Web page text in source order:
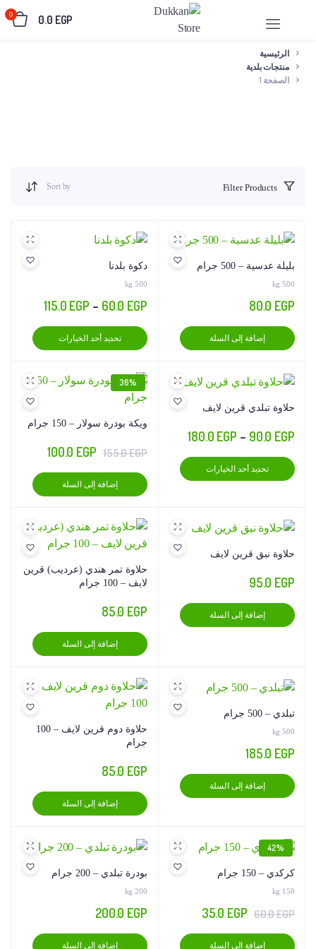
0.0 EGP
0
الرئيسية
منتجات بلدية
الصفحة 1
Filter Products
Sort by
بليلة عدسية – 500 جرام
500 kg
80.0 EGP
إضافة إلى السلة
دكوة بلدنا
500 kg
60.0 EGP
–
115.0 EGP
نطاق
السعر:
من
خلال
تحديد أحد الخيارات
هناك
حلاوة تبلدي قرين لايف
90.0 EGP
–
180.0 EGP
نطاق
السعر:
من
⁦90.0 EGP⁩
تحديد أحد الخيارات
هناك
المختلفة
لهذا
الخيارات
36%
ويكة بودرة سولار – 150 جرام
155.0EGP
السعر
الأصلي
هو:
100.0 EGP
السعر
الحالي
هو:
إضافة إلى السلة
حلاوة نبق قرين لايف
95.0 EGP
إضافة إلى السلة
حلاوة تمر هندي (عرديب) قرين
لايف – 100 جرام
85.0 EGP
إضافة إلى السلة
تبلدي – 500 جرام
500 kg
185.0 EGP
إضافة إلى السلة
حلاوة دوم قرين لايف – 100
جرام
85.0 EGP
إضافة إلى السلة
42%
كركدي – 150 جرام
150 kg
60.0EGP
السعر
الأصلي
35.0 EGP
الحالي
إضافة إلى السلة
بودرة تبلدي – 200 جرام
200 kg
200.0 EGP
إضافة إلى السلة